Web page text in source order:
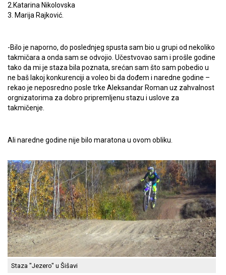
2.Katarina Nikolovska
3. Marija Rajković.
-Bilo je naporno, do poslednjeg spusta sam bio u grupi od nekoliko
takmičara a onda sam se odvojio. Učestvovao sam i prošle godine
tako da mi je staza bila poznata, srećan sam što sam pobedio u
ne baš lakoj konkurenciji a voleo bi da dođem i naredne godine –
rekao je neposredno posle trke Aleksandar Roman uz zahvalnost
orgnizatorima za dobro pripremljenu stazu i uslove za
takmičenje.
Ali naredne godine nije bilo maratona u ovom obliku.
Staza "Jezero" u Šišavi